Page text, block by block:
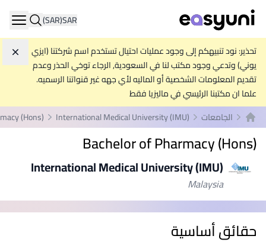
SAR
(SAR)
تحذير: نود تنبيهكم إلى وجود عمليات احتيال تستخدم اسم شركتنا (ايزي
يوني) وتدعي وجود مكتب لنا في السعودية, الرجاء توخي الحذر وعدم
تقديم المعلومات الشخصية أو الماليه لأي جهه غير قنواتنا الرسميه.
علما ان مكتبنا الرئيسي في ماليزيا فقط
الصفحة الرئيسية
الجامعات International Medical University (IMU)
(Hons)
Bachelor of Pharmacy (Hons)
International Medical University (IMU)
Malaysia
حقائق أساسية